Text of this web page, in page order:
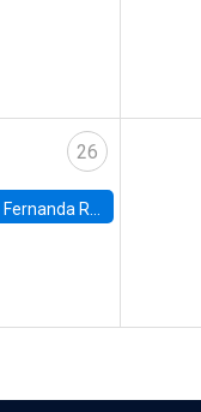
26
Fernanda Rojas Ampuero, University of Wisconsin-Madison